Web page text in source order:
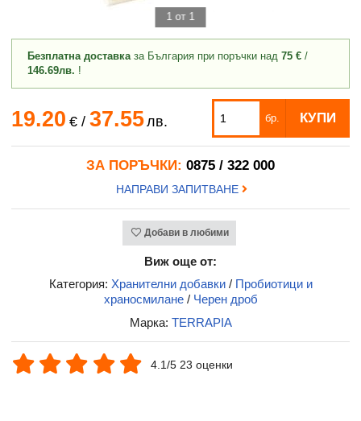
1 от 1
Безплатна доставказа България при поръчки над 75 € /
146.69лв. !
19.20 €/ 37.55лв. бр. КУПИ
ЗА ПОРЪЧКИ: 0875 / 322 000
НАПРАВИ ЗАПИТВАНЕ
Добави в любими
Виж още от:
Категория: Хранителни добавки/ Пробиотици и
храносмилане/ Черен дроб
Марка: TERRAPIA
4.1/5 23 оценки